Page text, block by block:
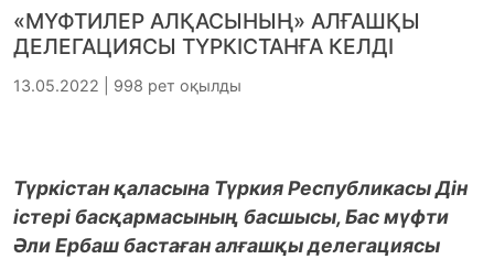
«МҮФТИЛЕР АЛҚАСЫНЫҢ» АЛҒАШҚЫ
ДЕЛЕГАЦИЯСЫ ТҮРКІСТАНҒА КЕЛДІ
13.05.2022 | 998 рет оқылды
Түркістан қаласына Түркия Республикасы Дін
істері басқармасының басшысы, Бас мүфти
Әли Ербаш бастаған алғашқы делегациясы